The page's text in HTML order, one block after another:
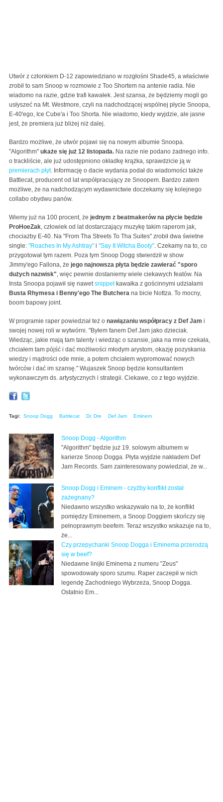
Utwór z członkiem D-12 zapowiedziano w rozgłośni Shade45, a właściwie
zrobił to sam Snoop w rozmowie z Too Shortem na antenie radia. Nie
wiadomo na razie, gdzie trafi kawałek. Jest szansa, że będziemy mogli go
usłyszeć na Mt. Westmore, czyli na nadchodzącej wspólnej płycie Snoopa,
E-40'ego, Ice Cube'a i Too Shorta. Nie wiadomo, kiedy wyjdzie, ale jasne
jest, że premiera już bliżej niż dalej.
Bardzo możliwe, że utwór pojawi się na nowym albumie Snoopa.
"Algorithm" ukaże się już 12 listopada. Na razie nie podano żadnego info.
o trackliście, ale już udostępniono okładkę krążka, sprawdzicie ją w
premierach płyt. Informację o dacie wydania podał do wiadomości także
Battlecat, producent od lat współpracujący ze Snoopem. Bardzo zatem
możliwe, że na nadchodzącym wydawnictwie doczekamy się kolejnego
collabo obydwu panów.
Wiemy już na 100 procent, że jednym z beatmakerów na płycie będzie
ProHoeZak, człowiek od lat dostarczający muzykę takim raperom jak,
chociażby E-40. Na "From Tha Streets To Tha Suites" zrobił dwa świetne
single: "Roaches In My Ashtray" i "Say It Witcha Booty". Czekamy na to, co
przygotował tym razem. Poza tym Snoop Dogg stwierdził w show
Jimmy'ego Fallona, że jego najnowsza płyta będzie zawierać "sporo
dużych nazwisk", więc pewnie dostaniemy wiele ciekawych featów. Na
Insta Snoopa pojawił się nawetsnippetkawałka z gościnnymi udziałami
Busta Rhymesa i Benny'ego The Butchera na bicie Nottza. To mocny,
boom bapowy joint.
W programie raper powiedział też o nawiązaniu współpracy z Def Jam i
swojej nowej roli w wytwórni. "Byłem fanem Def Jam jako dzieciak.
Wiedząc, jakie mają tam talenty i wiedząc o szansie, jaka na mnie czekała,
chciałem tam pójść i dać możliwości młodym arystom, okazję pozyskania
wiedzy i mądrości ode mnie, a potem chciałem wypromować nowych
twórców i dać im szansę." Wujaszek Snoop będzie konsultantem
wykonawczym ds. artystycznych i strategii. Ciekawe, co z tego wyjdzie.
Tagi: Snoop Dogg Battlecat Dr. Dre Def Jam Eminem
Snoop Dogg - Algorithm
"Algorithm" będzie już 19. solowym albumem w
karierze Snoop Dogga. Płyta wyjdzie nakładem Def
Jam Records. Sam zainteresowany powiedział, że w...
Snoop Dogg i Eminem - czyżby konflikt został
zażegnany?
Niedawno wszystko wskazywało na to, że konflikt
pomiędzy Eminemem, a Snoop Doggiem skończy się
pełnoprawnym beefem. Teraz wszystko wskazuje na to,
że...
Czy przepychanki Snoop Dogga i Eminema przerodzą
się w beef?
Niedawne linijki Eminema z numeru "Zeus"
spowodowały sporo szumu. Raper zaczepił w nich
legendę Zachodniego Wybrzeża, Snoop Dogga.
Ostatnio Em...